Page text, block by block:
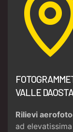
VALLE DAOSTA
Rilievi
ad